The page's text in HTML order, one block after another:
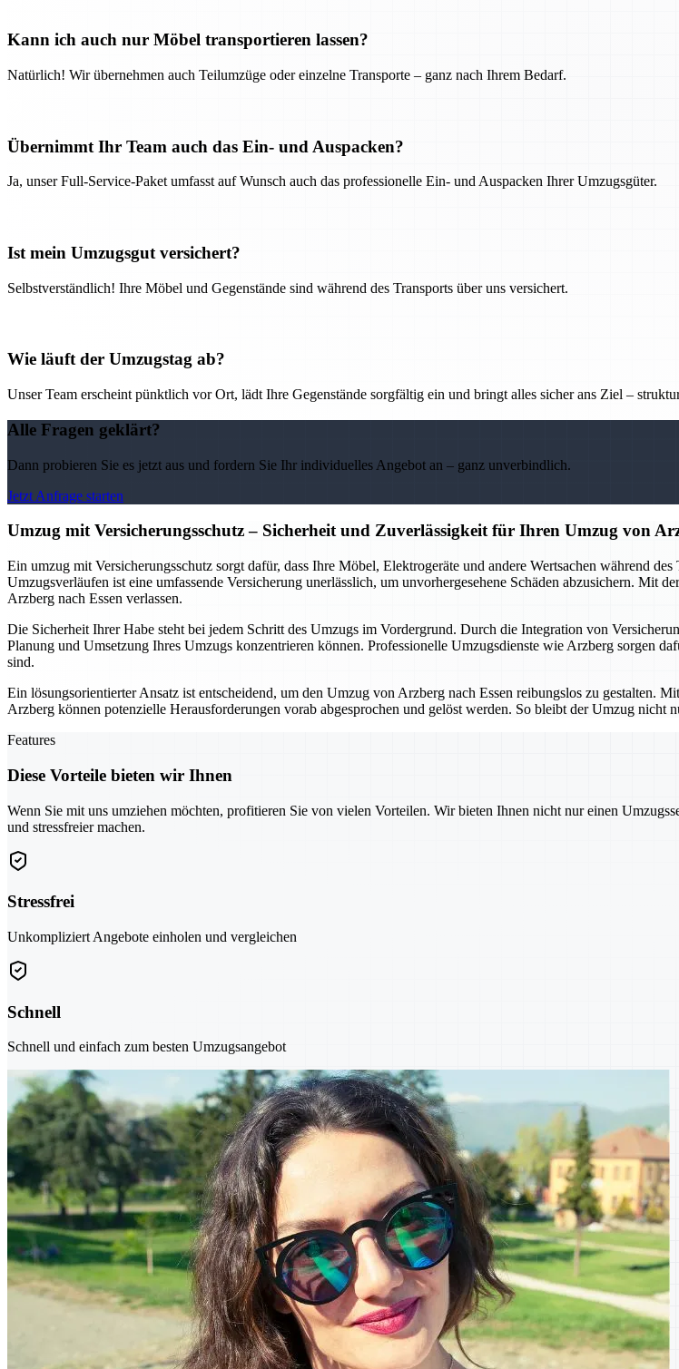
Kann ich auch nur Möbel transportieren lassen?
Natürlich! Wir übernehmen auch Teilumzüge oder einzelne Transporte – ganz nach Ihrem Bedarf.
Übernimmt Ihr Team auch das Ein- und Auspacken?
Ja, unser Full-Service-Paket umfasst auf Wunsch auch das professionelle Ein- und Auspacken Ihrer Umzugsgüter.
Ist mein Umzugsgut versichert?
Selbstverständlich! Ihre Möbel und Gegenstände sind während des Transports über uns versichert.
Wie läuft der Umzugstag ab?
Unser Team erscheint pünktlich vor Ort, lädt Ihre Gegenstände sorgfältig ein und bringt alles sicher ans Ziel –
Alle Fragen geklärt?
Dann probieren Sie es jetzt aus und fordern Sie Ihr individuelles Angebot an – ganz unverbindlich.
Jetzt Anfrage starten
Umzug mit Versicherungsschutz – Sicherheit und Zuverlässigkeit für Ihren Umzug von
Ein umzug mit Versicherungsschutz sorgt dafür, dass Ihre Möbel, Elektrogeräte und andere Wertsachen während
Umzugsverläufen ist eine umfassende Versicherung unerlässlich, um unvorhergesehene Schäden abzusichern. Mit
Arzberg nach Essen verlassen.
Die Sicherheit Ihrer Habe steht bei jedem Schritt des Umzugs im Vordergrund. Durch die Integration von
Planung und Umsetzung Ihres Umzugs konzentrieren können. Professionelle Umzugsdienste wie Arzberg sorgen
sind.
Ein lösungsorientierter Ansatz ist entscheidend, um den Umzug von Arzberg nach Essen reibungslos zu gestalten.
Arzberg können potenzielle Herausforderungen vorab abgesprochen und gelöst werden. So bleibt der Umzug nicht
Features
Diese Vorteile bieten wir Ihnen
Wenn Sie mit uns umziehen möchten, profitieren Sie von vielen Vorteilen. Wir bieten Ihnen nicht nur einen
und stressfreier machen.
Stressfrei
Unkompliziert Angebote einholen und vergleichen
Schnell
Schnell und einfach zum besten Umzugsangebot